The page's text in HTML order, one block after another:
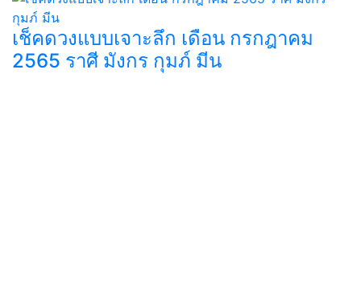
เช็คดวงแบบเจาะลึก เดือน กรกฎาคม
2565 ราศี มังกร กุมภ์ มีน